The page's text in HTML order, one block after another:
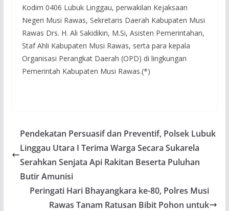
Kodim 0406 Lubuk Linggau, perwakilan Kejaksaan
Negeri Musi Rawas, Sekretaris Daerah Kabupaten Musi
Rawas Drs. H. Ali Sakidikin, M.Si, Asisten Pemerintahan,
Staf Ahli Kabupaten Musi Rawas, serta para kepala
Organisasi Perangkat Daerah (OPD) di lingkungan
Pemerintah Kabupaten Musi Rawas.(*)
Pendekatan Persuasif dan Preventif, Polsek Lubuk
Linggau Utara I Terima Warga Secara Sukarela
Serahkan Senjata Api Rakitan Beserta Puluhan
Butir Amunisi
Peringati Hari Bhayangkara ke-80, Polres Musi
Rawas Tanam Ratusan Bibit Pohon untuk